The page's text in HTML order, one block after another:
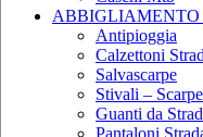
ABBIGLIAMENTO
Antipioggia
Calzettoni
Salvascarpe
Stivali –
Guanti da
Pantaloni